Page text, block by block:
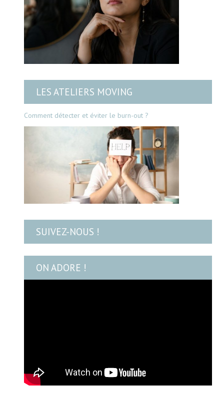
LES ATELIERS MOVING
Comment détecter et éviter le burn-out ?
SUIVEZ-NOUS !
ON ADORE !